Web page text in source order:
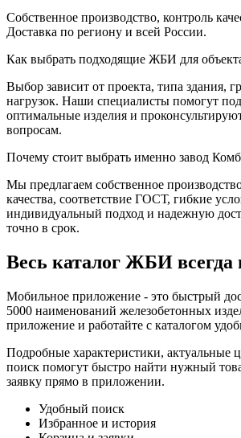
Собственное производство, контроль
Доставка по региону и всей России.
Как выбрать подходящие ЖБИ для
Выбор зависит от проекта, типа здания,
нагрузок. Наши специалисты помогут
оптимальные изделия и
вопросам.
Почему стоит выбрать именно завод
Мы предлагаем собственное
качества, соответствие ГОСТ, гибкие
индивидуальный подход и надежную
точно в срок.
Весь каталог ЖБИ
Мобильное приложение - это быстрый
5000 наименований железобетонных
приложение и работайте с каталогом
Подробные характеристики, актуальные
поиск помогут быстро найти нужный
заявку прямо в приложении.
Удобный поиск
Избранное и история